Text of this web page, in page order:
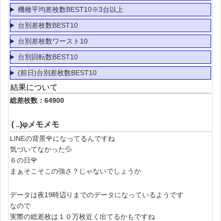
機種平均差枚数BEST10※3台以上
台別差枚数BEST10
台別差枚数ワースト10
台別回転数BEST10
(前日)台別差枚数BEST10
結果について
総差枚数：64900
( ..)φメモメモ
LINEの背景🌹になってるんですね
気づいてなかった💦
６の日🌹
まぁそこそこの強さ？じゃないでしょうか
データは夜19時辺りまでのデータになっているようです
なので
実際の総差枚は１０万枚近く出てるかもですね